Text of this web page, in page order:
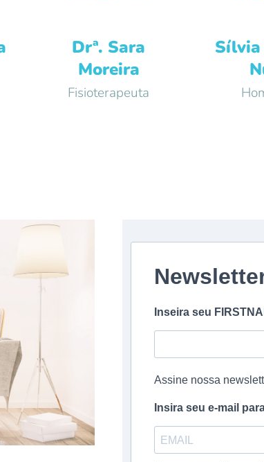
Drª. Sara
Moreira
Fisioterapeuta
Sílvia
Inseira seu
Assine nossa
Insira seu e-mail